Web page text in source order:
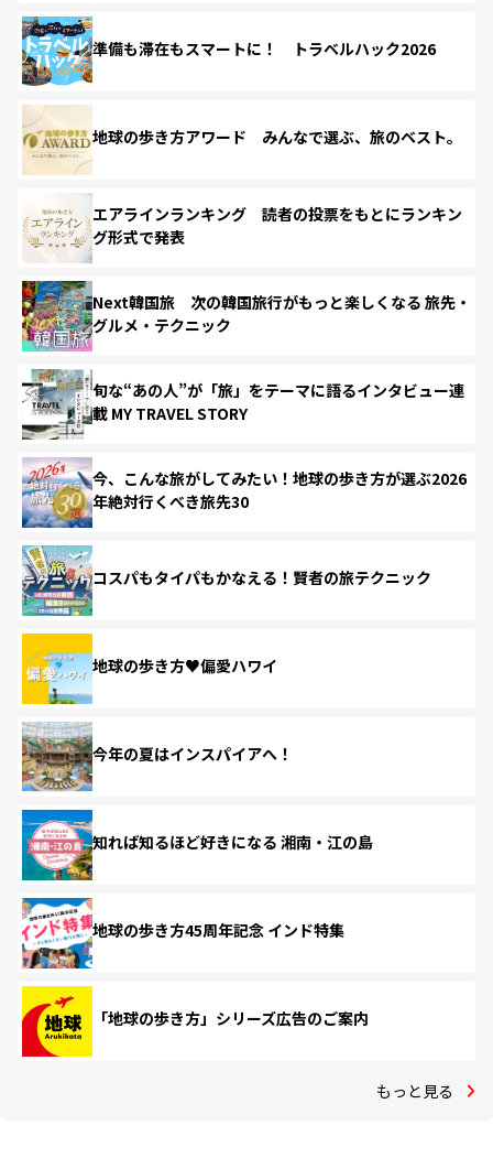
準備も滞在もスマートに！ トラベルハック2026
地球の歩き方アワード みんなで選ぶ、旅のベスト。
エアラインランキング 読者の投票をもとにランキン
グ形式で発表
Next韓国旅 次の韓国旅行がもっと楽しくなる 旅先・
グルメ・テクニック
旬な“あの人”が「旅」をテーマに語るインタビュー連
載 MY TRAVEL STORY
今、こんな旅がしてみたい！地球の歩き方が選ぶ2026
年絶対行くべき旅先30
コスパもタイパもかなえる！賢者の旅テクニック
地球の歩き方♥偏愛ハワイ
今年の夏はインスパイアへ！
知れば知るほど好きになる 湘南・江の島
地球の歩き方45周年記念 インド特集
「地球の歩き方」シリーズ広告のご案内
もっと見る